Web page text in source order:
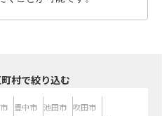
村で絞り込む
豊中市 池田市 吹田市